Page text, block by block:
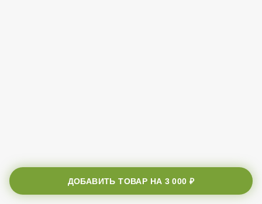
ДОБАВИТЬ ТОВАР НА 3 000 ₽